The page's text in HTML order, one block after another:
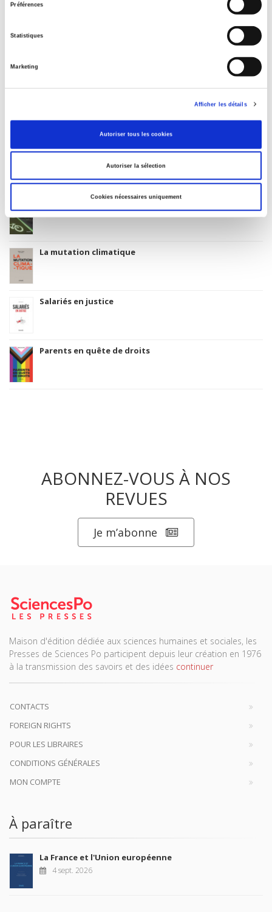
Préférences
Statistiques
Marketing
Afficher les détails
Autoriser tous les cookies
Autoriser la sélection
Cookies nécessaires uniquement
Classification thématique Thema: Politique et gouvernement
Monographie
Index, Bibliographie
Titresliés
La ville verte au pied du mur
La mutation climatique
Salariés en justice
Parents en quête de droits
ABONNEZ-VOUS À NOS
REVUES
Je m’abonne
Maison d'édition dédiée aux sciences humaines et sociales, les
Presses de Sciences Po participent depuis leur création en 1976
à la transmission des savoirs et des idées continuer
CONTACTS
FOREIGN RIGHTS
POUR LES LIBRAIRES
CONDITIONS GÉNÉRALES
MON COMPTE
À paraître
La France et l'Union européenne
4 sept. 2026